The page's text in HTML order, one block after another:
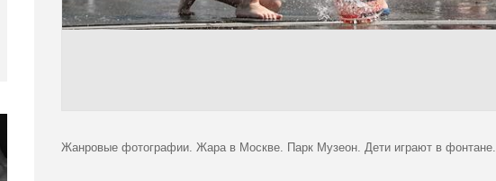
Жанровые фотографии. Жара в Москве. Парк Музеон. Дети играют в фонтане.